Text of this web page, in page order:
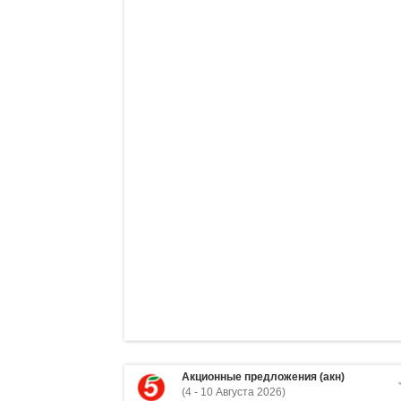
Акционные предложения (акн)
(4 - 10 Августа 2026)